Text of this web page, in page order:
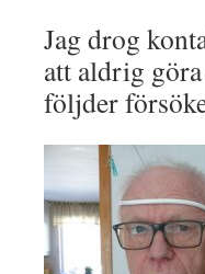
Jag drog
att aldrig
följder